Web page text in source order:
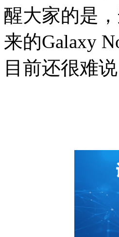
醒大家的是
来的Galaxy
目前还很难说